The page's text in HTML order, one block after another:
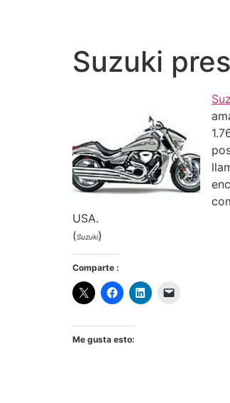
Suzuki
USA.
(Suzuki)
Comparte :
Me gusta esto: